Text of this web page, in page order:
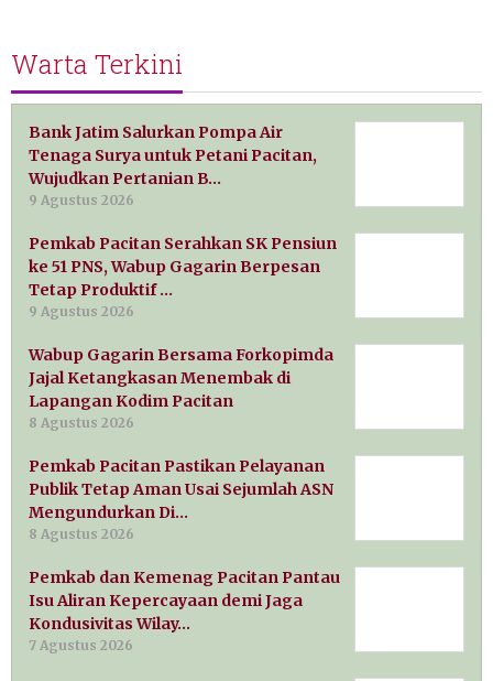
Warta Terkini
Bank Jatim Salurkan Pompa Air
Tenaga Surya untuk Petani Pacitan,
Wujudkan Pertanian B…
9 Agustus 2026
Pemkab Pacitan Serahkan SK Pensiun
ke 51 PNS, Wabup Gagarin Berpesan
Tetap Produktif …
9 Agustus 2026
Wabup Gagarin Bersama Forkopimda
Jajal Ketangkasan Menembak di
Lapangan Kodim Pacitan
8 Agustus 2026
Pemkab Pacitan Pastikan Pelayanan
Publik Tetap Aman Usai Sejumlah ASN
Mengundurkan Di…
8 Agustus 2026
Pemkab dan Kemenag Pacitan Pantau
Isu Aliran Kepercayaan demi Jaga
Kondusivitas Wilay…
7 Agustus 2026